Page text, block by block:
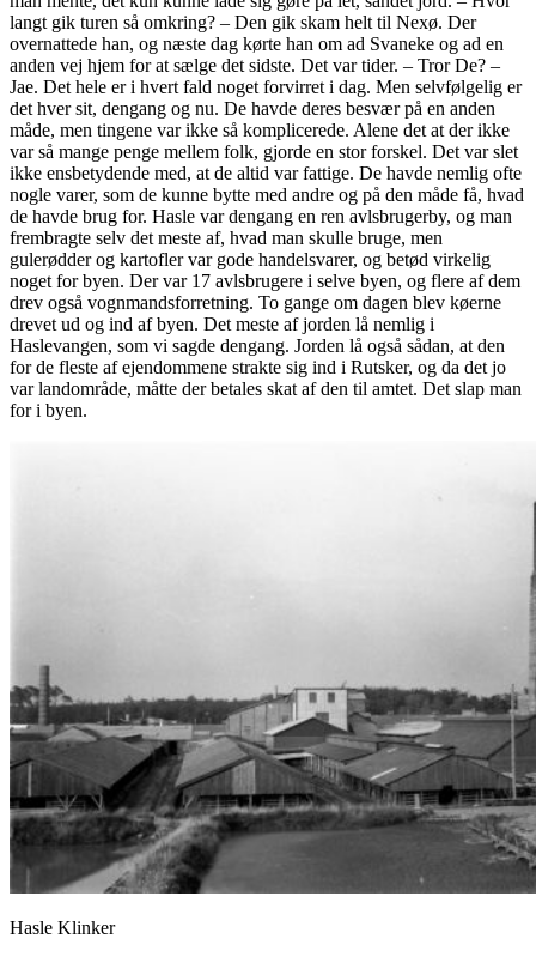
langt gik turen så omkring? – Den gik skam helt til Nexø. Der
overnattede han, og næste dag kørte han om ad Svaneke og ad en
anden vej hjem for at sælge det sidste. Det var tider. – Tror De? –
Jae. Det hele er i hvert fald noget forvirret i dag. Men selvfølgelig er
det hver sit, dengang og nu. De havde deres besvær på en anden
måde, men tingene var ikke så komplicerede. Alene det at der ikke
var så mange penge mellem folk, gjorde en stor forskel. Det var slet
ikke ensbetydende med, at de altid var fattige. De havde nemlig ofte
nogle varer, som de kunne bytte med andre og på den måde få, hvad
de havde brug for. Hasle var dengang en ren avlsbrugerby, og man
frembragte selv det meste af, hvad man skulle bruge, men
gulerødder og kartofler var gode handelsvarer, og betød virkelig
noget for byen. Der var 17 avlsbrugere i selve byen, og flere af dem
drev også vognmandsforretning. To gange om dagen blev køerne
drevet ud og ind af byen. Det meste af jorden lå nemlig i
Haslevangen, som vi sagde dengang. Jorden lå også sådan, at den
for de fleste af ejendommene strakte sig ind i Rutsker, og da det jo
var landområde, måtte der betales skat af den til amtet. Det slap man
for i byen.
Hasle Klinker